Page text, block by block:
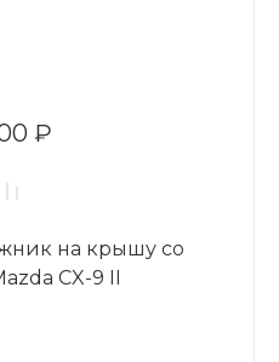
₽
на крышу со
CX-9 II